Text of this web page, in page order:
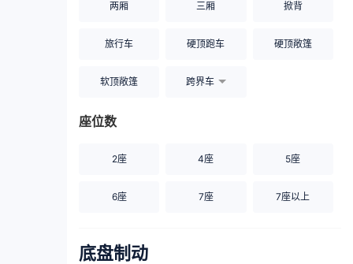
两厢 三厢 掀背
旅行车 硬顶跑车 硬顶敞篷
软顶敞篷 跨界车
座位数
2座 4座 5座
6座 7座 7座以上
底盘制动